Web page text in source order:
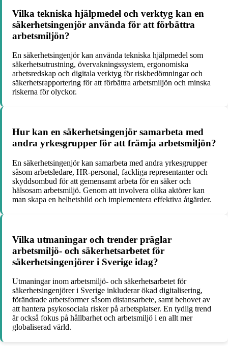
Vilka tekniska hjälpmedel och verktyg kan en
säkerhetsingenjör använda för att förbättra
arbetsmiljön?
En säkerhetsingenjör kan använda tekniska hjälpmedel som
säkerhetsutrustning, övervakningssystem, ergonomiska
arbetsredskap och digitala verktyg för riskbedömningar och
säkerhetsrapportering för att förbättra arbetsmiljön och minska
riskerna för olyckor.
Hur kan en säkerhetsingenjör samarbeta med
andra yrkesgrupper för att främja arbetsmiljön?
En säkerhetsingenjör kan samarbeta med andra yrkesgrupper
såsom arbetsledare, HR-personal, fackliga representanter och
skyddsombud för att gemensamt arbeta för en säker och
hälsosam arbetsmiljö. Genom att involvera olika aktörer kan
man skapa en helhetsbild och implementera effektiva åtgärder.
Vilka utmaningar och trender präglar
arbetsmiljö- och säkerhetsarbetet för
säkerhetsingenjörer i Sverige idag?
Utmaningar inom arbetsmiljö- och säkerhetsarbetet för
säkerhetsingenjörer i Sverige inkluderar ökad digitalisering,
förändrade arbetsformer såsom distansarbete, samt behovet av
att hantera psykosociala risker på arbetsplatser. En tydlig trend
är också fokus på hållbarhet och arbetsmiljö i en allt mer
globaliserad värld.